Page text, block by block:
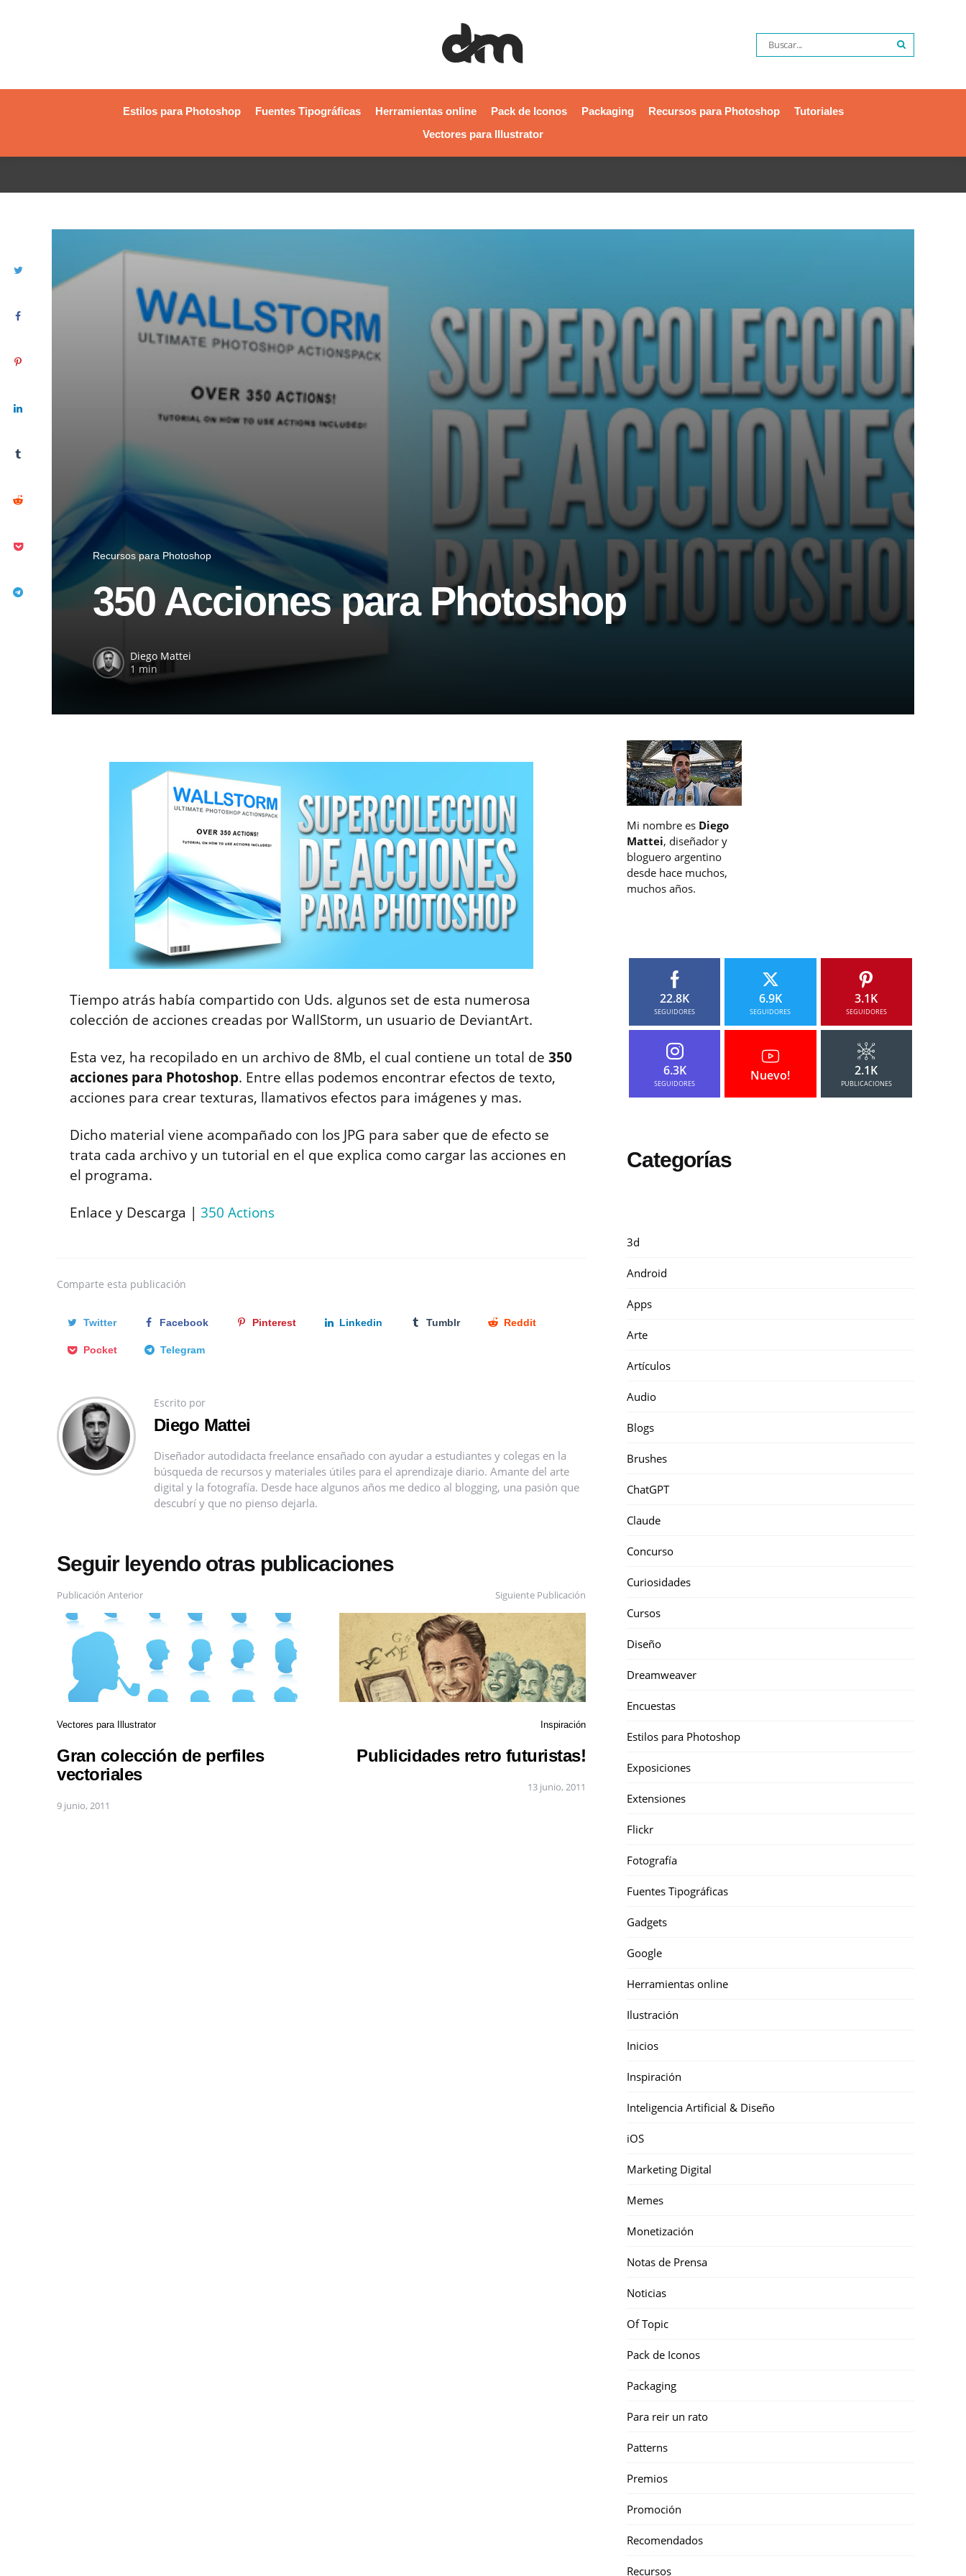
Estilos para Photoshop Fuentes Tipográficas Herramientas online Pack de Iconos Packaging Recursos para Photoshop
Tutoriales
Vectores para Illustrator
Recursos para Photoshop
350 Acciones para Photoshop
Diego Mattei
1 min
Tiempo atrás había compartido con Uds. algunos set de esta numerosa
colección de acciones creadas por WallStorm, un usuario de DeviantArt.
Esta vez, ha recopilado en un archivo de 8Mb, el cual contiene un total de 350
acciones para Photoshop. Entre ellas podemos encontrar efectos de texto,
acciones para crear texturas, llamativos efectos para imágenes y mas.
Dicho material viene acompañado con los JPG para saber que de efecto se
trata cada archivo y un tutorial en el que explica como cargar las acciones en
el programa.
Enlace y Descarga | 350 Actions
Comparte esta publicación
Twitter Facebook Pinterest Linkedin Tumblr Reddit
Pocket Telegram
Escrito por
Diego Mattei
Diseñador autodidacta freelance ensañado con ayudar a estudiantes y colegas en la
búsqueda de recursos y materiales útiles para el aprendizaje diario. Amante del arte
digital y la fotografía. Desde hace algunos años me dedico al blogging, una pasión que
descubrí y que no pienso dejarla.
Seguir leyendo otras publicaciones
Publicación Anterior
Vectores para Illustrator
Gran colección de perfiles
vectoriales
9 junio, 2011
Siguiente Publicación
Inspiración
Publicidades retro futuristas!
13 junio, 2011
Mi nombre es Diego
Mattei, diseñador y
bloguero argentino
desde hace muchos,
muchos años.
22.8K
SEGUIDORES
6.9K
SEGUIDORES
3.1K
SEGUIDORES
6.3K
SEGUIDORES
Nuevo! 2.1K
PUBLICACIONES
Categorías
3d
Android
Apps
Arte
Artículos
Audio
Blogs
Brushes
ChatGPT
Claude
Concurso
Curiosidades
Cursos
Diseño
Dreamweaver
Encuestas
Estilos para Photoshop
Exposiciones
Extensiones
Flickr
Fotografía
Fuentes Tipográficas
Gadgets
Google
Herramientas online
Ilustración
Inicios
Inspiración
Inteligencia Artificial & Diseño
iOS
Marketing Digital
Memes
Monetización
Notas de Prensa
Noticias
Of Topic
Pack de Iconos
Packaging
Para reir un rato
Patterns
Premios
Promoción
Recomendados
Recursos